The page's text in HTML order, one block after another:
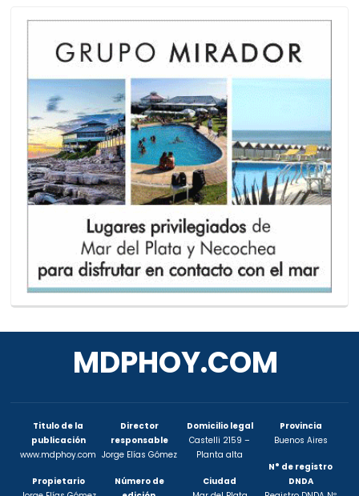
MDPHOY.COM
Titulo de la
publicación
www.mdphoy.com
Propietario
Director
responsable
Jorge Elías Gómez
Número de
Domicilio legal
Castelli 2159 –
Planta alta
Ciudad
Provincia
Buenos Aires
N° de registro
DNDA